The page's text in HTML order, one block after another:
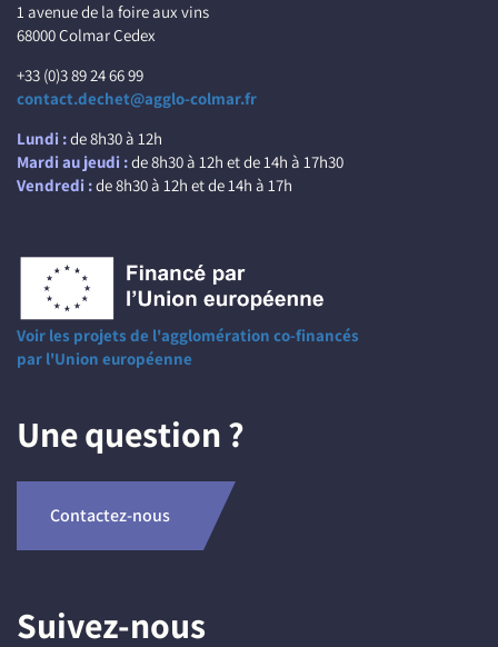
1 avenue de la foire aux vins
68000 Colmar Cedex
+33 (0)3 89 24 66 99
contact.dechet@agglo-colmar.fr
Lundi :de 8h30 à 12h
Mardi au jeudi :de 8h30 à 12h et de 14h à 17h30
Vendredi :de 8h30 à 12h et de 14h à 17h
Voir les projets de l'agglomération co-financés
par l'Union européenne
Une question ?
Contactez-nous
Suivez-nous